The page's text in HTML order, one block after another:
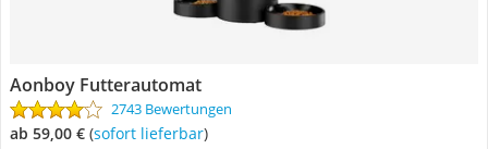
Aonboy Futterautomat
2743 Bewertungen
ab 59,00 € ( Sofort lieferbar)